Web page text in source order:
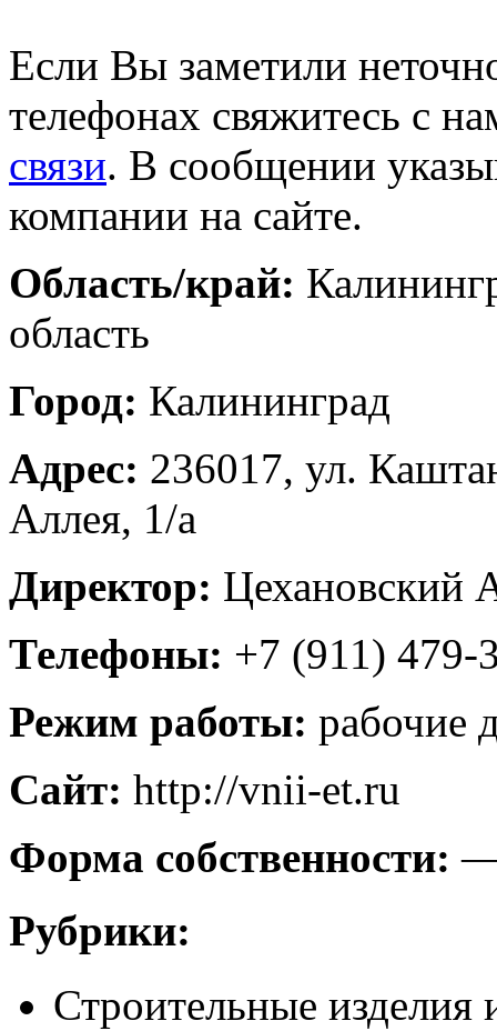
Если Вы заметили
телефонах свяжитесь с
связи. В сообщении
компании на сайте.
Область/край:
область
Город: Калининград
Адрес: 236017, ул.
Аллея, 1/а
Директор: Цехановский
Телефоны: +7 (911) 479-
Режим работы: рабочие
Сайт: http://vnii-et.ru
Форма собственности:
Рубрики:
Строительные изделия